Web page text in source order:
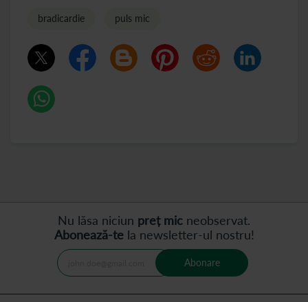
bradicardie puls mic
Nu lăsa niciun preț mic neobservat.
Abonează-tela newsletter-ul nostru!
Abonare